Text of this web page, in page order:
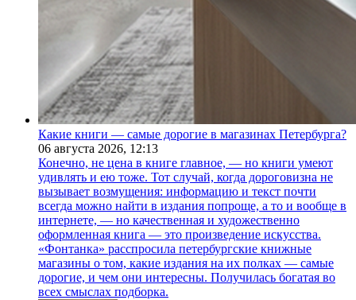
Какие книги — самые дорогие в магазинах Петербурга?
06 августа 2026, 12:13
Конечно, не цена в книге главное, — но книги умеют
удивлять и ею тоже. Тот случай, когда дороговизна не
вызывает возмущения: информацию и текст почти
всегда можно найти в издания попроще, а то и вообще в
интернете, — но качественная и художественно
оформленная книга — это произведение искусства.
«Фонтанка» расспросила петербургские книжные
магазины о том, какие издания на их полках — самые
дорогие, и чем они интересны. Получилась богатая во
всех смыслах подборка.